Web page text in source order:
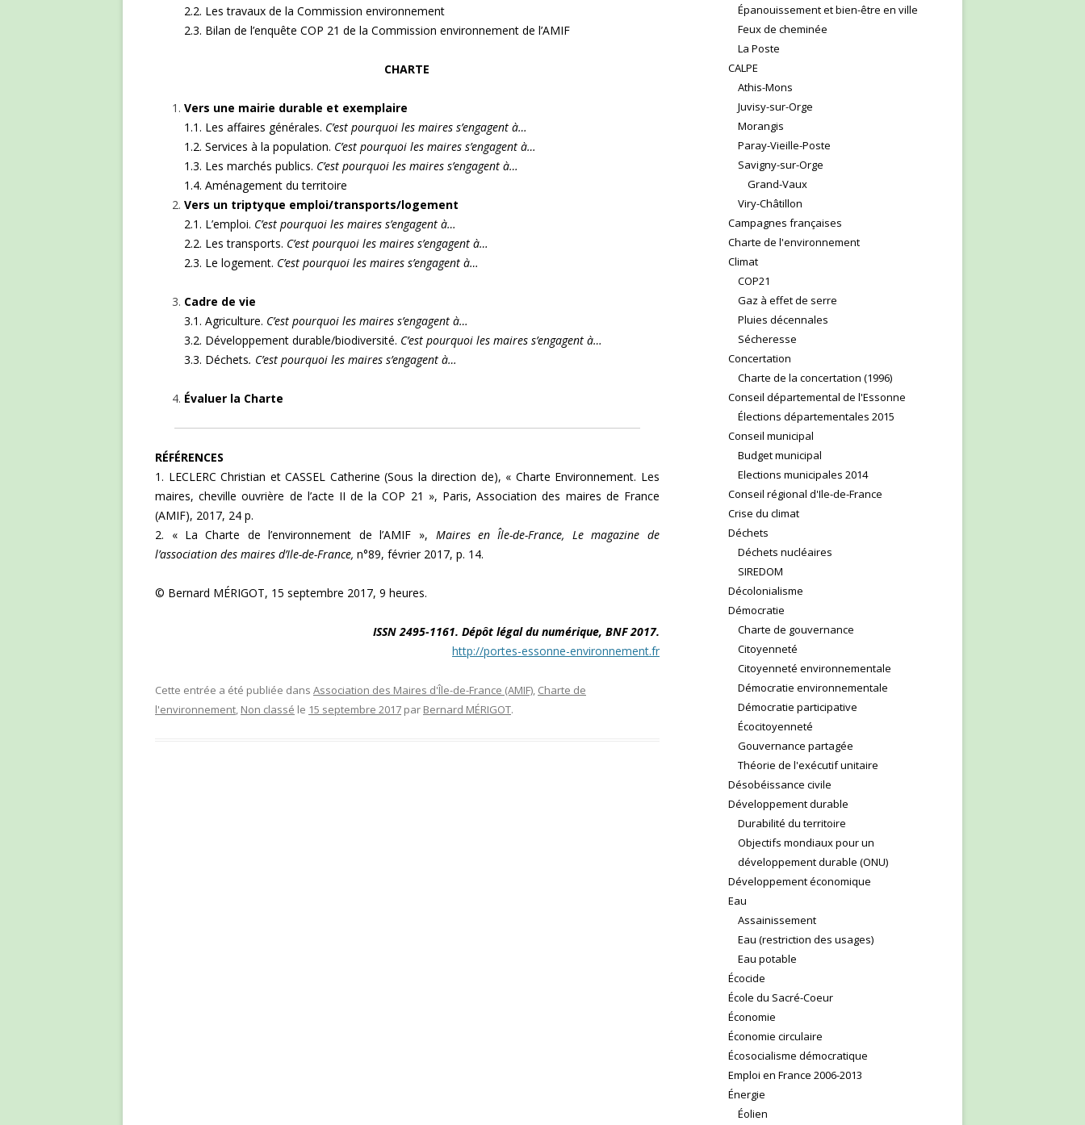
2.2. Les travaux de la Commission environnement
2.3. Bilan de l’enquête COP 21 de la Commission environnement de l’AMIF
CHARTE
Vers une mairie durable et exemplaire
1.1. Les affaires générales. C’est pourquoi les maires s’engagent à…
1.2. Services à la population. C’est pourquoi les maires s’engagent à…
1.3. Les marchés publics. C’est pourquoi les maires s’engagent à…
1.4. Aménagement du territoire
Vers un triptyque emploi/transports/logement
2.1. L’emploi. C’est pourquoi les maires s’engagent à…
2.2. Les transports. C’est pourquoi les maires s’engagent à…
2.3. Le logement. C’est pourquoi les maires s’engagent à…
Cadre de vie
3.1. Agriculture. C’est pourquoi les maires s’engagent à…
3.2. Développement durable/biodiversité. C’est pourquoi les maires s’engagent à…
3.3. Déchets. C’est pourquoi les maires s’engagent à…
Évaluer la Charte
RÉFÉRENCES
1. LECLERC Christian et CASSEL Catherine (Sous la direction de), « Charte Environnement. Les
maires, cheville ouvrière de l’acte II de la COP 21 », Paris, Association des maires de France
(AMIF), 2017, 24 p.
2. « La Charte de l’environnement de l’AMIF », Maires en Île-de-France, Le magazine de
l’association des maires d’Ile-de-France, n°89, février 2017, p. 14.
© Bernard MÉRIGOT, 15 septembre 2017, 9 heures.
ISSN 2495-1161. Dépôt légal du numérique, BNF 2017.
http://portes-essonne-environnement.fr
Cette entrée a été publiée dans Association des Maires d'Île-de-France (AMIF) Charte de
l'environnement Non classé le 15 septembre 2017 par Bernard MÉRIGOT.
Épanouissement et bien-être en ville
Feux de cheminée
La Poste
CALPE
Athis-Mons
Juvisy-sur-Orge
Morangis
Paray-Vieille-Poste
Savigny-sur-Orge
Grand-Vaux
Viry-Châtillon
Campagnes françaises
Charte de l'environnement
Climat
COP21
Gaz à effet de serre
Pluies décennales
Sécheresse
Concertation
Charte de la concertation (1996)
Conseil départemental de l'Essonne
Élections départementales 2015
Conseil municipal
Budget municipal
Elections municipales 2014
Conseil régional d'Ile-de-France
Crise du climat
Déchets
Déchets nucléaires
SIREDOM
Décolonialisme
Démocratie
Charte de gouvernance
Citoyenneté
Citoyenneté environnementale
Démocratie environnementale
Démocratie participative
Écocitoyenneté
Gouvernance partagée
Théorie de l'exécutif unitaire
Désobéissance civile
Développement durable
Durabilité du territoire
Objectifs mondiaux pour un
développement durable (ONU)
Développement économique
Eau
Assainissement
Eau (restriction des usages)
Eau potable
Écocide
École du Sacré-Coeur
Économie
Économie circulaire
Écosocialisme démocratique
Emploi en France 2006-2013
Énergie
Éolien